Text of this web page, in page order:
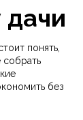
дачи
понять,
собрать
без